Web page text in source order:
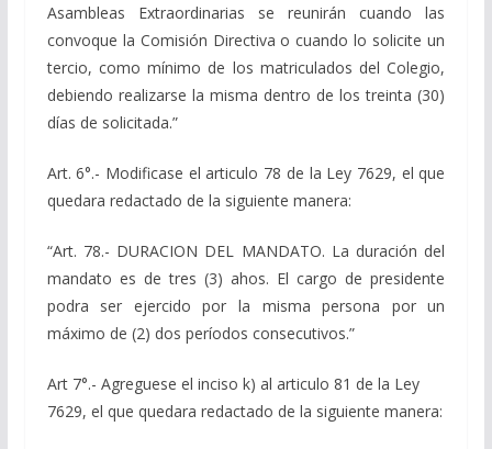
Asambleas Extraordinarias se reunirán cuando las
convoque la Comisión Directiva o cuando lo solicite un
tercio, como mínimo de los matriculados del Colegio,
debiendo realizarse la misma dentro de los treinta (30)
días de solicitada.”
Art. 6°.- Modificase el articulo 78 de la Ley 7629, el que
quedara redactado de la siguiente manera:
“Art. 78.- DURACION DEL MANDATO. La duración del
mandato es de tres (3) ahos. El cargo de presidente
podra ser ejercido por la misma persona por un
máximo de (2) dos períodos consecutivos.”
Art 7°.- Agreguese el inciso k) al articulo 81 de la Ley
7629, el que quedara redactado de la siguiente manera: